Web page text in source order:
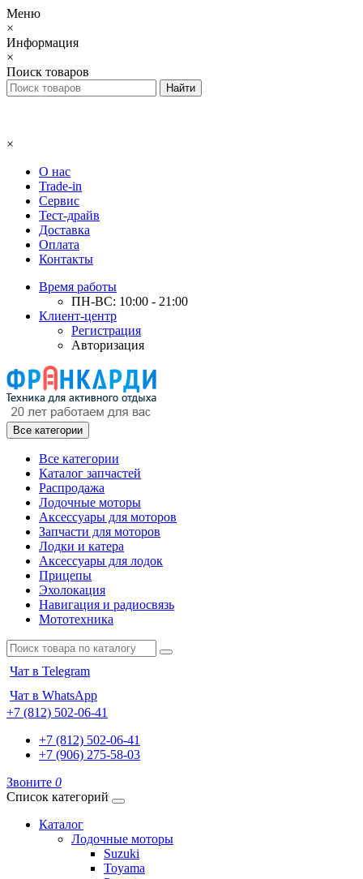
Меню
×
Информация
×
Поиск товаров
×
О нас
Trade-in
Сервис
Тест-драйв
Доставка
Оплата
Контакты
Время работы
ПН-ВС: 10:00 - 21:00
Клиент-центр
Регистрация
Авторизация
Все категории
Все категории
Каталог запчастей
Распродажа
Лодочные моторы
Аксессуары для моторов
Запчасти для моторов
Лодки и катера
Аксессуары для лодок
Прицепы
Эхолокация
Навигация и радиосвязь
Мототехника
Чат в Telegram
Чат в WhatsApp
+7 (812) 502-06-41
+7 (812) 502-06-41
+7 (906) 275-58-03
Звоните 0
Список категорий
Каталог
Лодочные моторы
Suzuki
Toyama